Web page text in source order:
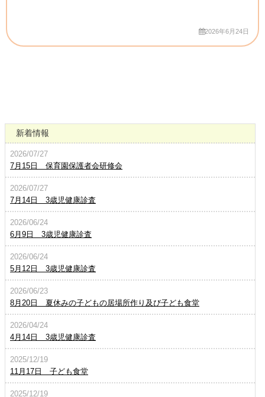
2026年6月24日
新着情報
2026/07/27
7月15日 保育園保護者会研修会
2026/07/27
7月14日 3歳児健康診査
2026/06/24
6月9日 3歳児健康診査
2026/06/24
5月12日 3歳児健康診査
2026/06/23
8月20日 夏休みの子どもの居場所作り及び子ども食堂
2026/04/24
4月14日 3歳児健康診査
2025/12/19
11月17日 子ども食堂
2025/12/19